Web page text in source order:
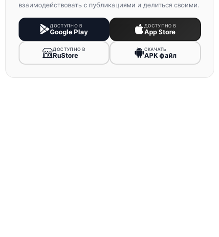
взаимодействовать с публикациями и делиться своими.
ДОСТУПНО В
Google Play
ДОСТУПНО В
App Store
ДОСТУПНО В
RuStore
СКАЧАТЬ
APK файл